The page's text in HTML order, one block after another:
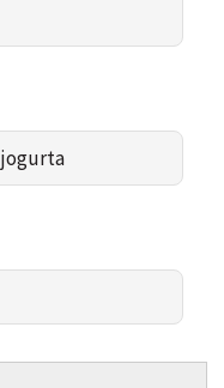
jogurta